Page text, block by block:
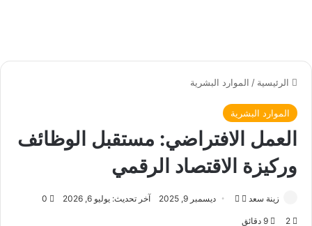
الرئيسية / الموارد البشرية
الموارد البشرية
العمل الافتراضي: مستقبل الوظائف
وركيزة الاقتصاد الرقمي
زينة سعد
ت
ديسمبر 9, 2025 آخر تحديث: يوليو 6, 2026 0
2